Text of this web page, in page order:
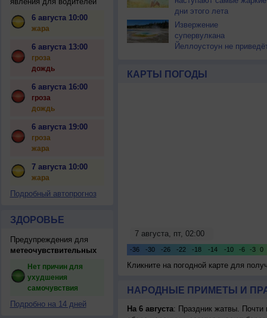
6 августа 10:00
жара
6 августа 13:00
гроза
дождь
6 августа 16:00
гроза
дождь
6 августа 19:00
гроза
жара
7 августа 10:00
жара
Подробный автопрогноз
ЗДОРОВЬЕ
Предупреждения для
метеочувствительных
Нет причин для
ухудшения
самочувствия
Подробно на 14 дней
дни этого лета
Извержение
супервулкана
Йеллоустоун не
КАРТЫ ПОГОДЫ
Кликните на погодной карте для
НАРОДНЫЕ ПРИМЕТЫ И
На 6 августа: Праздник жатвы. Почти